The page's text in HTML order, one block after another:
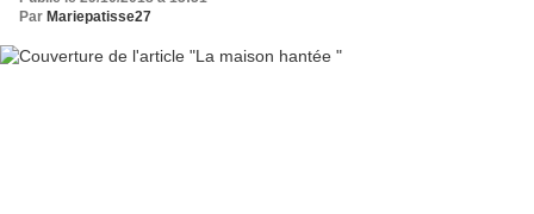
Par Mariepatisse27